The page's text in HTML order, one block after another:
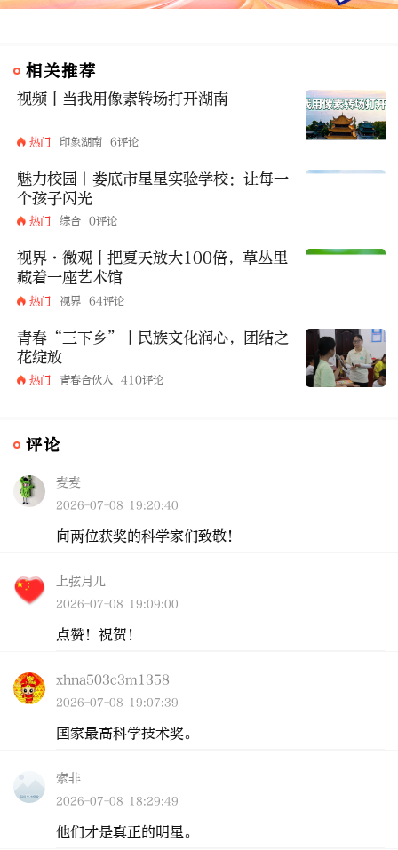
相关推荐
视频丨当我用像素转场打开湖南
热门 印象湖南 6评论
魅力校园｜娄底市星星实验学校：让每一
个孩子闪光
热门 综合 0评论
视界·微观丨把夏天放大100倍，草丛里
藏着一座艺术馆
热门 视界 64评论
青春“三下乡”丨民族文化润心，团结之
花绽放
热门 青春合伙人 410评论
评论
麦麦
2026-07-08 19:20:40
向两位获奖的科学家们致敬！
上弦月儿
2026-07-08 19:09:00
点赞！祝贺！
xhna503c3m1358
2026-07-08 19:07:39
国家最高科学技术奖。
索非
2026-07-08 18:29:49
他们才是真正的明星。